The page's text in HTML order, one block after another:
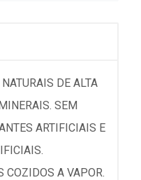
DE ALTA
SEM
ARTIFICIAIS E
COZIDOS A VAPOR.